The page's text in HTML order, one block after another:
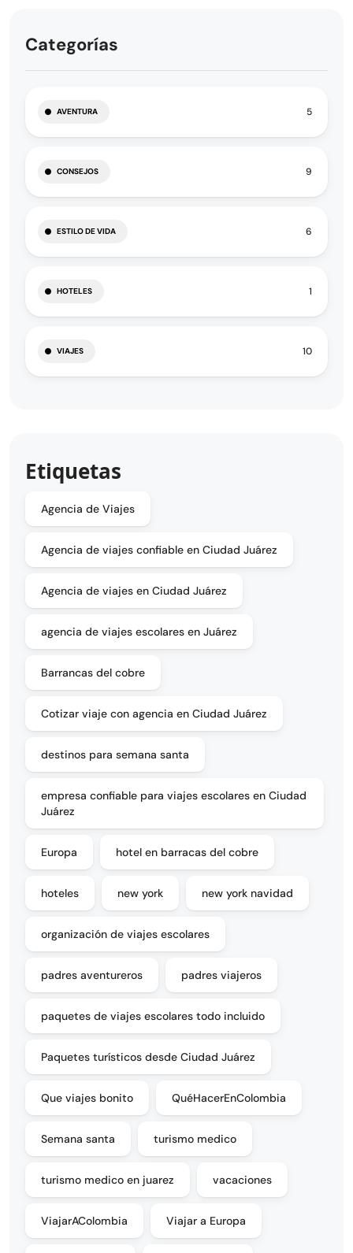
Categorías
AVENTURA 5
CONSEJOS 9
ESTILO DE VIDA 6
HOTELES 1
VIAJES 10
Etiquetas
Agencia de Viajes
Agencia de viajes confiable en Ciudad Juárez
Agencia de viajes en Ciudad Juárez
agencia de viajes escolares en Juárez
Barrancas del cobre
Cotizar viaje con agencia en Ciudad Juárez
destinos para semana santa
empresa confiable para viajes escolares en Ciudad
Juárez
Europa hotel en barracas del cobre
hoteles new york new york navidad
organización de viajes escolares
padres aventureros padres viajeros
paquetes de viajes escolares todo incluido
Paquetes turísticos desde Ciudad Juárez
Que viajes bonito QuéHacerEnColombia
Semana santa turismo medico
turismo medico en juarez vacaciones
ViajarAColombia Viajar a Europa